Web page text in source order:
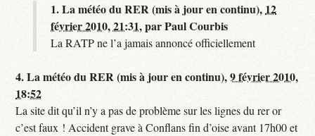
1.La météo du RER (mis à jour en continu), 12
février 2010, 21:31,parPaul Courbis
La RATP ne l’a jamais annoncé officiellement
4.La météo du RER (mis à jour en continu),9 février 2010,
18:52
La site dit qu’il n’y a pas de problème sur les lignes du rer or
c’est faux ! Accident grave à Conflans fin d’oise avant 17h00 et